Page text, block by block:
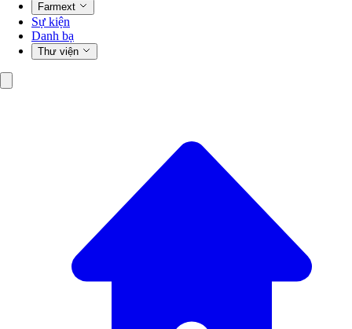
Farmext
Sự kiện
Danh bạ
Thư viện